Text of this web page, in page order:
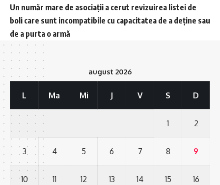
Un număr mare de asociații a cerut revizuirea listei de
boli care sunt incompatibile cu capacitatea de a deține sau
de a purta o armă
august 2026
L Ma Mi J V S D
1 2
3 4 5 6 7 8 9
10 11 12 13 14 15 16